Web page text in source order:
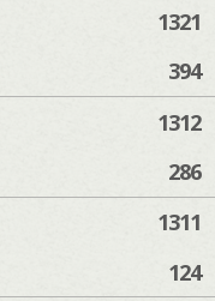
1321
394
1312
286
1311
124